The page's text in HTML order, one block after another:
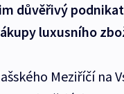
důvěřivý
luxusního
Meziříčí na